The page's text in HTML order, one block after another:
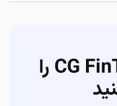
معامله با CG FinTech را